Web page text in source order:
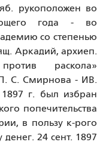
рукоположен во
года - во
со степенью
Аркадий, архиеп.
раскола»
С. Смирнова - ИВ.
г. был избран
попечительства
в пользу к-рого
24 сент. 1897